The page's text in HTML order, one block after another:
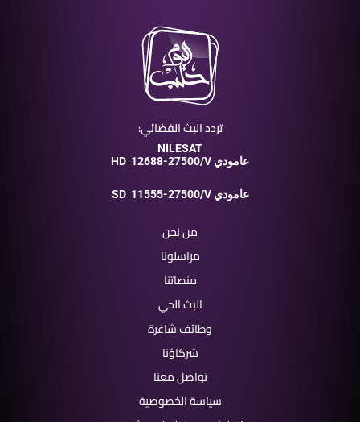
تردد البث الفضائي:
NILESAT
HD
12688-27500/V عامودي
SD 11555-27500/V عامودي
من نحن
مراسلونا
منصاتنا
البث الحي
وظائف شاغرة
شركاؤنا
تواصل معنا
سياسة الخصوصية